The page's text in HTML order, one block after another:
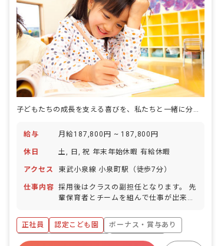
子どもたちの成長を支える喜びを、私たちと一緒に分かち合いませんか？
給与 月給187,800円 ~ 187,800円
休日 土, 日, 祝 年末年始休暇 有給休暇
アクセス 東武小泉線 小泉町駅（徒歩7分）
仕事内容 採用後はクラスの副担任となります。 先
輩保育者とチームを組んで仕事が出来ま
す。 暖かい雰囲気の園で、職員の人間関
係も良好です。
正社員 認定こども園
ボーナス・賞与あり
寮・住宅・家賃補助あり
社会保険完備